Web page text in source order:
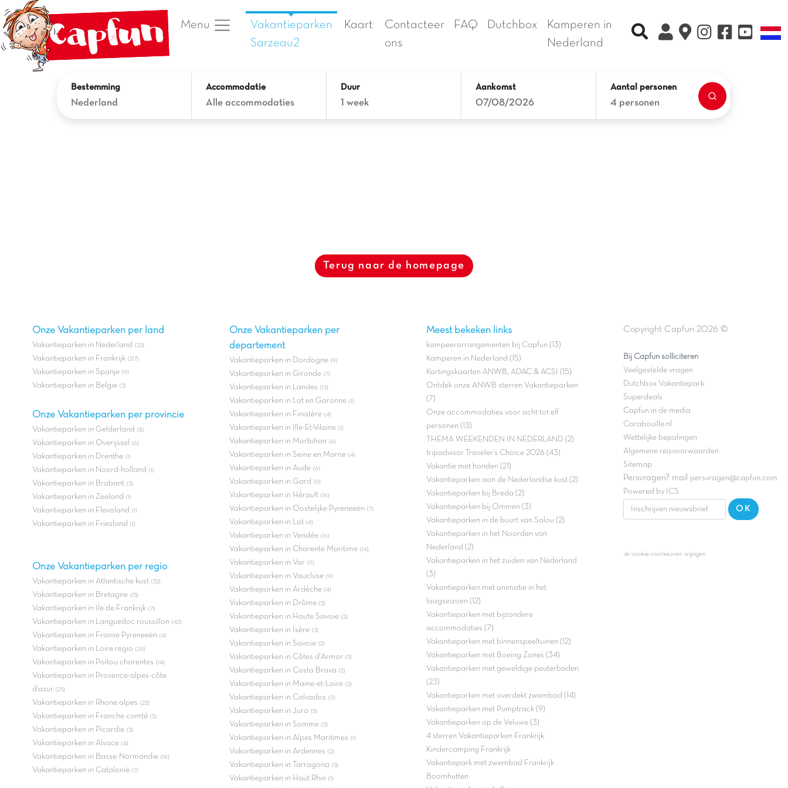
Menu
Vakantieparken
Sarzeau2
Kaart
Contacteer
ons
FAQ Dutchbox
Kamperen in
Nederland
Recherche rapide
Bestemming
Nederland
Accommodatie
Alle accommodaties
Duur
1 week
Aankomst
07/08/2026
Aantal personen
4 personen
Terug naar de homepage
Onze Vakantieparken per land
Vakantieparken in Nederland (22)
Vakantieparken in Frankrijk (217)
Vakantieparken in Spanje (9)
Vakantieparken in Belgie (3)
Onze Vakantieparken per provincie
Vakantieparken in Gelderland (8)
Vakantieparken in Overijssel (6)
Vakantieparken in Drenthe (1)
Vakantieparken in Noord-holland (1)
Vakantieparken in Brabant (3)
Vakantieparken in Zeeland (1)
Vakantieparken in Flevoland (1)
Vakantieparken in Friesland (1)
Onze Vakantieparken per regio
Vakantieparken in Atlantische kust (32)
Vakantieparken in Bretagne (15)
Vakantieparken in Ile de Frankrijk (7)
Vakantieparken in Languedoc roussillon (42)
Vakantieparken in Franse Pyreneeën (4)
Vakantieparken in Loire regio (24)
Vakantieparken in Poitou charentes (14)
Vakantieparken in Provence-alpes-côte
d'azur (25)
Vakantieparken in Rhone alpes (22)
Vakantieparken in Franche comté (5)
Vakantieparken in Picardie (3)
Vakantieparken in Alsace (4)
Vakantieparken in Basse-Normandie (16)
Vakantieparken in Catalonië (7)
Onze Vakantieparken per
departement
Vakantieparken in Dordogne (9)
Vakantieparken in Gironde (7)
Vakantieparken in Landes (13)
Vakantieparken in Lot en Garonne (1)
Vakantieparken in Finistère (4)
Vakantieparken in Ille-Et-Vilaine (1)
Vakantieparken in Morbihan (6)
Vakantieparken in Seine en Marne (4)
Vakantieparken in Aude (6)
Vakantieparken in Gard (11)
Vakantieparken in Hérault (16)
Vakantieparken in Oostelijke Pyreneeën (7)
Vakantieparken in Lot (4)
Vakantieparken in Vendée (16)
Vakantieparken in Charente Maritime (14)
Vakantieparken in Var (11)
Vakantieparken in Vaucluse (9)
Vakantieparken in Ardèche (4)
Vakantieparken in Drôme (5)
Vakantieparken in Haute Savoie (2)
Vakantieparken in Isère (3)
Vakantieparken in Savoie (2)
Vakantieparken in Côtes d'Armor (3)
Vakantieparken in Costa Brava (2)
Vakantieparken in Maine-et-Loire (2)
Vakantieparken in Calvados (11)
Vakantieparken in Jura (5)
Vakantieparken in Somme (3)
Vakantieparken in Alpes Maritimes (1)
Vakantieparken in Ardennes (2)
Vakantieparken in Tarragona (5)
Vakantieparken in Haut Rhin (1)
Meest bekeken links
kampeerarrangementen bij Capfun (13)
Kamperen in Nederland (15)
Kortingskaarten ANWB, ADAC & ACSI (15)
Ontdek onze ANWB sterren Vakantieparken
(7)
Onze accommodaties voor acht tot elf
personen (13)
THEMA WEEKENDEN IN NEDERLAND (2)
tripadvisor Traveler’s Choice 2026 (43)
Vakantie met honden (21)
Vakantieparken aan de Nederlandse kust (2)
Vakantieparken bij Breda (2)
Vakantieparken bij Ommen (3)
Vakantieparken in de buurt van Salou (2)
Vakantieparken in het Noorden van
Nederland (2)
Vakantieparken in het zuiden van Nederland
(3)
Vakantieparken met animatie in het
laagseizoen (12)
Vakantieparken met bijzondere
accommodaties (7)
Vakantieparken met binnenspeeltuinen (12)
Vakantieparken met Boeing Zones (34)
Vakantieparken met geweldige peuterbaden
(23)
Vakantieparken met overdekt zwembad (14)
Vakantieparken met Pumptrack (9)
Vakantieparken op de Veluwe (3)
4 sterren Vakantieparken Frankrijk
Kindercamping Frankrijk
Vakantiepark met zwembad Frankrijk
Boomhutten
Copyright Capfun 2026 ©
Bij Capfun solliciteren
Veelgestelde vragen
Dutchbox Vakantiepark
Superdeals
Capfun in de media
Carabouille.nl
Wettelijke bepalingen
Algemene reisvoorwaarden
Sitemap
Persvragen? mail
persvragen@capfun.com
Powered by ICS
OK
Je cookie-voorkeuren wijzigen